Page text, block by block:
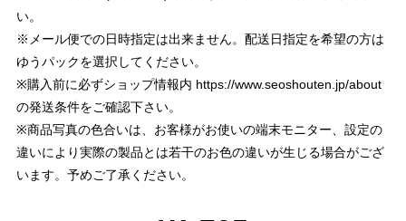
い。
※メール便での日時指定は出来ません。配送日指定を希望の方は
ゆうパックを選択してください。
※購入前に必ずショップ情報内 https://www.seoshouten.jp/about
の発送条件をご確認下さい。
※商品写真の色合いは、お客様がお使いの端末モニター、設定の
違いにより実際の製品とは若干のお色の違いが生じる場合がござ
います。予めご了承ください。